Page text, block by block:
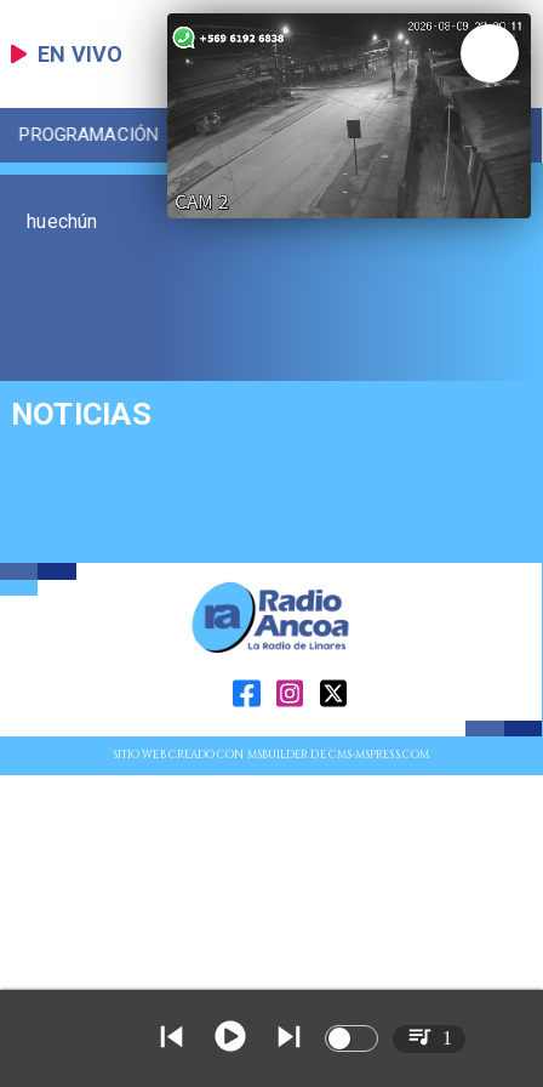
EN VIVO
PROGRAMACIÓN LOCAL DEPORTES
huechún
NOTICIAS
SITIO WEB CREADO CON MSBUILDER DE CMS-MSPRESS.COM
1